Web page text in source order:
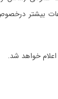
بیشتر